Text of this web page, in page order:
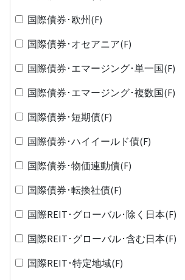
国際債券･欧州(F)
国際債券･オセアニア(F)
国際債券･エマージング･単一国(F)
国際債券･エマージング･複数国(F)
国際債券･短期債(F)
国際債券･ハイイールド債(F)
国際債券･物価連動債(F)
国際債券･転換社債(F)
国際REIT･グローバル･除く日本(F)
国際REIT･グローバル･含む日本(F)
国際REIT･特定地域(F)